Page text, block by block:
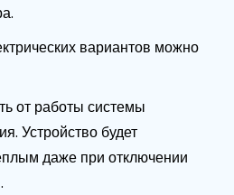
вариантов можно
от работы системы
Устройство будет
даже при отключении